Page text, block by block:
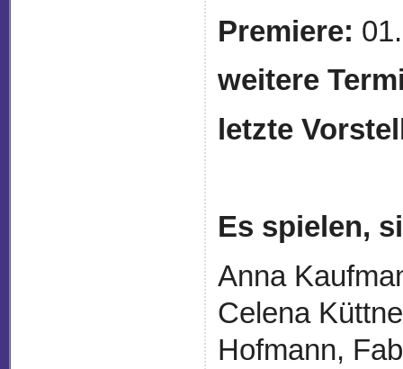
Premiere:
weitere
letzte
Es spielen,
Anna
Celena
Hofmann,